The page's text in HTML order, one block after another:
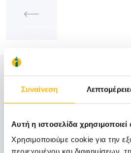
Συναίνεση
Αυτή η ιστοσελίδα
Χρησιμοποιούμε cookie για την
Δείτε Επίσης
06
Νοεμβρίου